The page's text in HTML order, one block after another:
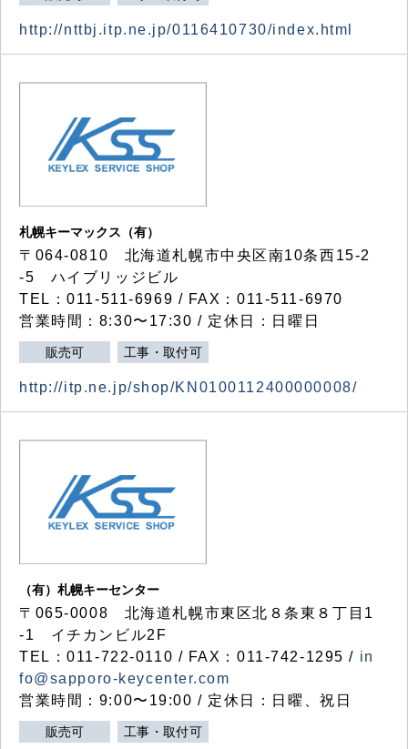
http://nttbj.itp.ne.jp/0116410730/index.html
札幌キーマックス（有）
〒064-0810 北海道札幌市中央区南10条西15-2
-5 ハイブリッジビル
TEL：011-511-6969 / FAX：011-511-6970
営業時間：8:30〜17:30 / 定休日：日曜日
販売可 工事・取付可
http://itp.ne.jp/shop/KN0100112400000008/
（有）札幌キーセンター
〒065-0008 北海道札幌市東区北８条東８丁目1
-1 イチカンビル2F
TEL：011-722-0110 / FAX：011-742-1295 / in
fo@sapporo-keycenter.com
営業時間：9:00〜19:00 / 定休日：日曜、祝日
販売可 工事・取付可